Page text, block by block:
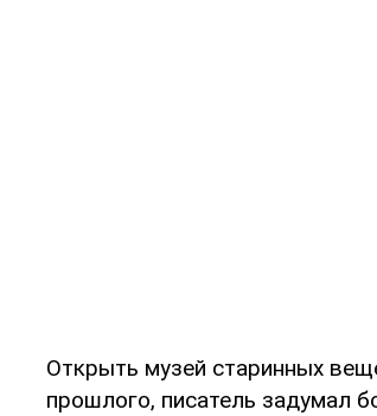
Открыть музей старинных
прошлого, писатель задумал